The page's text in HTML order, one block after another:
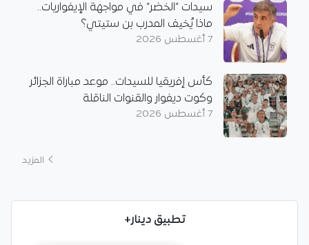
سيدات “الخضر” في مواجهة الإيفواريات..
ماذا يُخيف المدرب بن ستيتي؟
7 أغسطس 2026
كأس إفريقيا للسيدات.. موعد مباراة الجزائر
وكوت ديفوار والقنوات الناقلة
7 أغسطس 2026
المزيد
تطبيق دينار+